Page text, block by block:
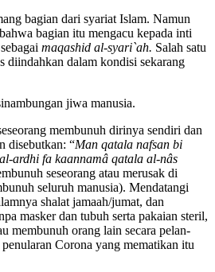
bagian dari syariat Islam. Namun
bagian itu mengacu kepada inti
maqashid al-syari`ah. Salah satu
diindahkan dalam kondisi sekarang
jiwa manusia.
membunuh dirinya sendiri dan
disebutkan: “Man qatala nafsan bi
ardhi fa kaannamâ qatala al-nâs
seseorang atau merusak di
seluruh manusia). Mendatangi
shalat jamaah/jumat, dan
masker dan tubuh serta pakaian steril,
membunuh orang lain secara pelan-
Corona yang mematikan itu